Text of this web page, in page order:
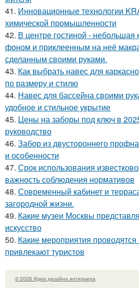
41. Инновационные технологии
химической промышленности
42. В центре гостиной - небольшая
фоном и приклеенным на неё
сделанным своими руками.
43. Как выбрать навес для
по размеру и стилю
44. Навес для бассейна своими
удобное и стильное укрытие
45. Цены на заборы под ключ в
руководство
46. Забор из двустороннего
и особенности
47. Срок использования
важность соблюдения нормативов
48. Современный кабинет и
загородной жизни.
49. Какие музеи Москвы
искусство
50. Какие мероприятия
привлекают туристов
© 2026 Идеи дизайна интерьера